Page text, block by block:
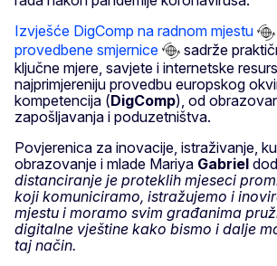
Izvješće DigComp na radnom mjestu
provedbene smjernice
sadrže
ključne mjere, savjete i internetske
najprimjereniju provedbu europskog
kompetencija (DigComp), od
zapošljavanja i poduzetništva.
Povjerenica za inovacije, istraživanje,
obrazovanje i mlade Mariya Gabriel
distanciranje je proteklih mjeseci
koji komuniciramo, istražujemo i
mjestu i moramo svim građanima
digitalne vještine kako bismo i dalje
taj način.